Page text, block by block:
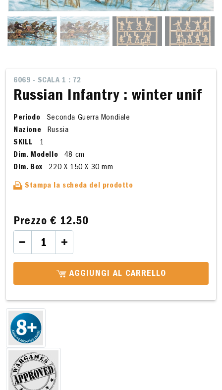
6069 - SCALA 1 : 72
Russian Infantry : winter unif
Periodo
Seconda Guerra Mondiale
Nazione
Russia
SKILL
1
Dim. Modello
48 cm
Dim. Box
220 X 150 X 30 mm
Stampa la scheda del prodotto
Prezzo€ 12.50
AGGIUNGI AL CARRELLO